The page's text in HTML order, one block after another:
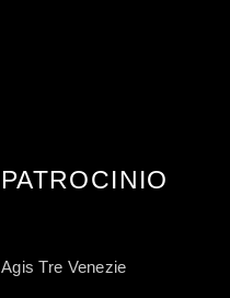
PATROCINIO
Agis Tre Venezie